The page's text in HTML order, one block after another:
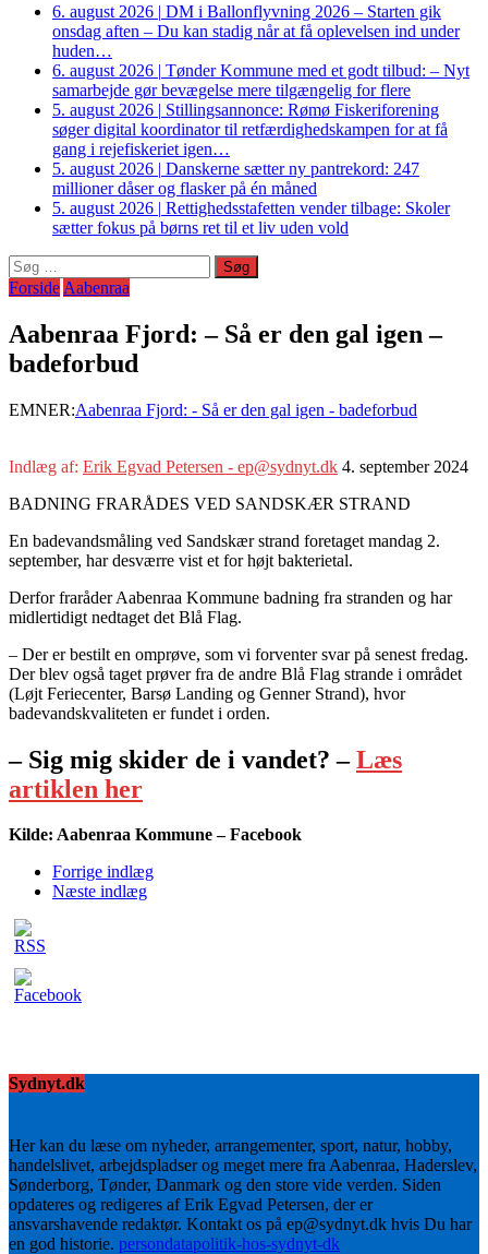
6. august 2026 | DM i Ballonflyvning 2026 – Starten gik
onsdag aften – Du kan stadig når at få oplevelsen ind under
huden…
6. august 2026 | Tønder Kommune med et godt tilbud: – Nyt
samarbejde gør bevægelse mere tilgængelig for flere
5. august 2026 | Stillingsannonce: Rømø Fiskeriforening
søger digital koordinator til retfærdighedskampen for at få
gang i rejefiskeriet igen…
5. august 2026 | Danskerne sætter ny pantrekord: 247
millioner dåser og flasker på én måned
5. august 2026 | Rettighedsstafetten vender tilbage: Skoler
sætter fokus på børns ret til et liv uden vold
Søg
efter:
Forside Aabenraa
Aabenraa Fjord: – Så er den gal igen –
badeforbud
EMNER:Aabenraa Fjord: - Så er den gal igen - badeforbud
Indlæg af: Erik Egvad Petersen - ep@sydnyt.dk 4. september 2024
BADNING FRARÅDES VED SANDSKÆR STRAND
En badevandsmåling ved Sandskær strand foretaget mandag 2.
september, har desværre vist et for højt bakterietal.
Derfor fraråder Aabenraa Kommune badning fra stranden og har
midlertidigt nedtaget det Blå Flag.
– Der er bestilt en omprøve, som vi forventer svar på senest fredag.
Der blev også taget prøver fra de andre Blå Flag strande i området
(Løjt Feriecenter, Barsø Landing og Genner Strand), hvor
badevandskvaliteten er fundet i orden.
– Sig mig skider de i vandet? –Læs
artiklen her
Kilde: Aabenraa Kommune – Facebook
Forrige indlæg
Næste indlæg
Sydnyt.dk
Her kan du læse om nyheder, arrangementer, sport, natur, hobby,
handelslivet, arbejdspladser og meget mere fra Aabenraa, Haderslev,
Sønderborg, Tønder, Danmark og den store vide verden. Siden
opdateres og redigeres af Erik Egvad Petersen, der er
ansvarshavende redaktør. Kontakt os på ep@sydnyt.dk hvis Du har
en god historie. persondatapolitik-hos-sydnyt-dk